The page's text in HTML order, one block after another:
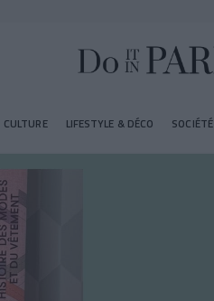
CULTURE LIFESTYLE & DÉCO SOCIÉTÉ